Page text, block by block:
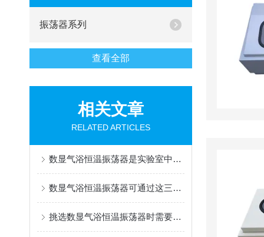
振荡器系列
查看全部
相关文章
RELATED ARTICLES
数显气浴恒温振荡器是实验室中高效恒温混合工具
数显气浴恒温振荡器可通过这三种方法解决故障
挑选数显气浴恒温振荡器时需要注意的事项分享